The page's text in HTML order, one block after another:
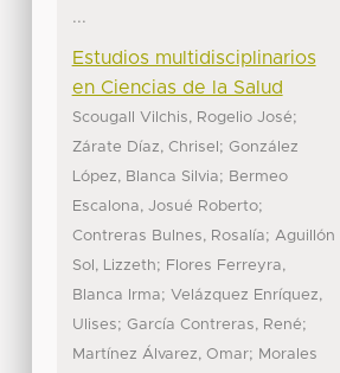
...
Estudios multidisciplinarios
en Ciencias de la Salud
Scougall Vilchis, Rogelio José;
Zárate Díaz, Chrisel ; González
López, Blanca Silvia; Bermeo
Escalona, Josué Roberto;
Contreras Bulnes, Rosalía; Aguillón
Sol, Lizzeth; Flores Ferreyra,
Blanca Irma; Velázquez Enríquez,
Ulises; García Contreras, René;
Martínez Álvarez, Omar; Morales